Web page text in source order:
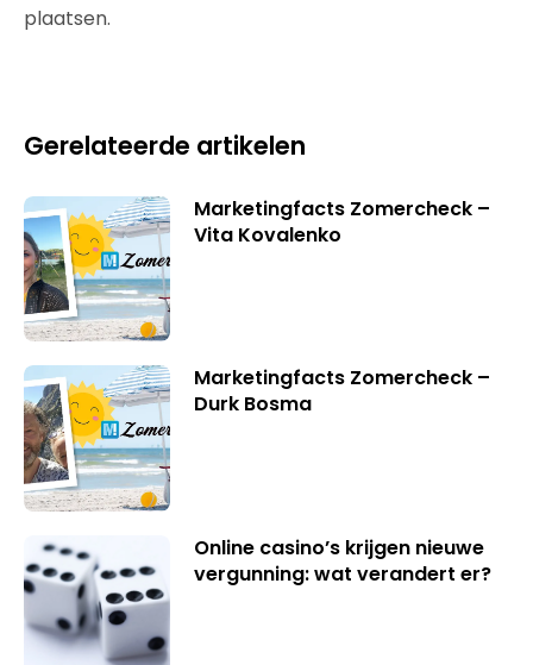
plaatsen.
Gerelateerde artikelen
Marketingfacts Zomercheck –
Vita Kovalenko
Marketingfacts Zomercheck –
Durk Bosma
Online casino’s krijgen nieuwe
vergunning: wat verandert er?